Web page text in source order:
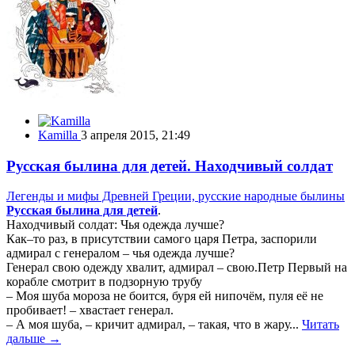
Kamilla 3 апреля 2015, 21:49
Русская былина для детей. Находчивый солдат
Легенды и мифы Древней Греции, русские народные былины
Русская былина для детей.
Находчивый солдат: Чья одежда лучше?
Как–то раз, в присутствии самого царя Петра, заспорили
адмирал с генералом – чья одежда лучше?
Генерал свою одежду хвалит, адмирал – свою.Петр Первый на
корабле смотрит в подзорную трубу
– Моя шуба мороза не боится, буря ей нипочём, пуля её не
пробивает! – хвастает генерал.
– А моя шуба, – кричит адмирал, – такая, что в жару... Читать
дальше →